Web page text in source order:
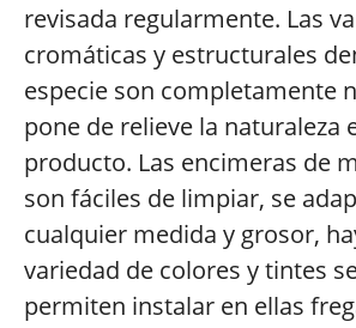
revisada regularmente. Las
cromáticas y estructurales
especie son completamente
pone de relieve la naturaleza
producto. Las encimeras de
son fáciles de limpiar, se
cualquier medida y grosor,
variedad de colores y tintes
permiten instalar en ellas